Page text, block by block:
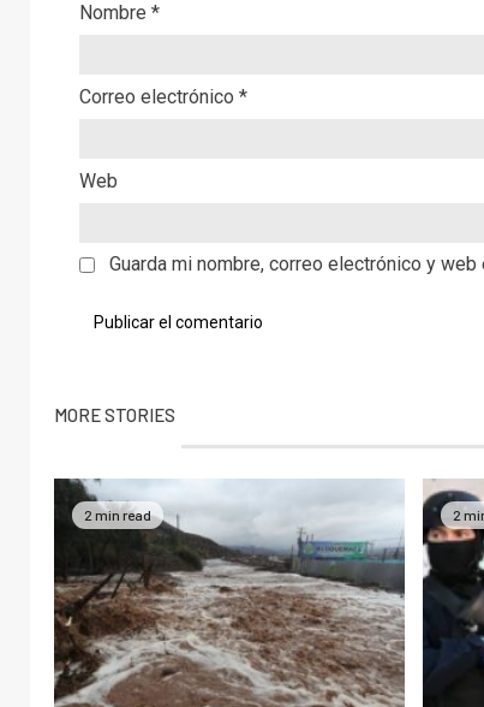
Nombre *
Correo electrónico *
Web
Guarda mi nombre, correo electrónico y
MORE STORIES
2 min read 2